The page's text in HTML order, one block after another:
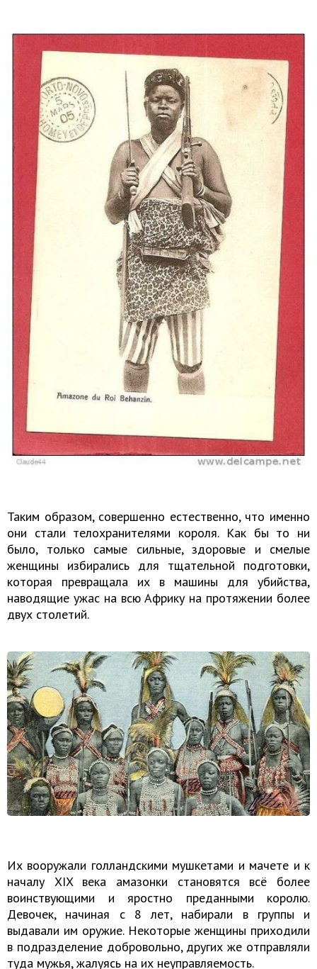
Таким образом, совершенно естественно, что именно
они стали телохранителями короля. Как бы то ни
было, только самые сильные, здоровые и смелые
женщины избирались для тщательной подготовки,
которая превращала их в машины для убийства,
наводящие ужас на всю Африку на протяжении более
двух столетий.
Их вооружали голландскими мушкетами и мачете и к
началу XIX века амазонки становятся всё более
воинствующими и яростно преданными королю.
Девочек, начиная с 8 лет, набирали в группы и
выдавали им оружие. Некоторые женщины приходили
в подразделение добровольно, других же отправляли
туда мужья, жалуясь на их неуправляемость.